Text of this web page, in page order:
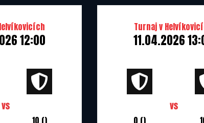
12:00
10 ()
Turnaj v
11.04.2026
0 ()